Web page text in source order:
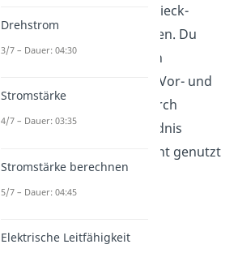
Motoren in Stern- und Dreieck-
Schaltung betrieben werden. Du
lernst, wie die Schaltungen
funktionieren und welche Vor- und
Nachteile sie haben. Dadurch
bekommst du ein Verständnis
dafür, wie Motoren effizient genutzt
werden können.
Drehstrom
3/7 – Dauer: 04:30
Stromstärke
4/7 – Dauer: 03:35
Stromstärke berechnen
5/7 – Dauer: 04:45
Elektrische Leitfähigkeit